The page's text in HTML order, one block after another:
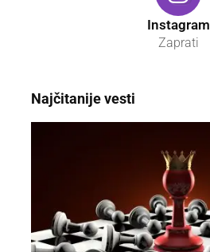
Instagram
Zaprati
Najčitanije vesti